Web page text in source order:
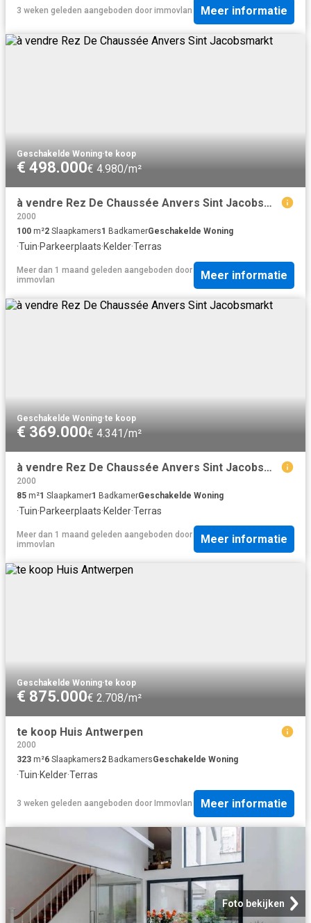
3 weken geleden aangeboden door immovlan Meer informatie
Geschakelde Woning·te koop
€ 498.000€ 4.980/m²
à vendre Rez De Chaussée Anvers Sint Jacobsmarkt
2000
100 m²2 Slaapkamers1 BadkamerGeschakelde Woning
·Tuin·Parkeerplaats·Kelder·Terras
Meer dan 1 maand geleden aangeboden door
immovlan
Meer informatie
Geschakelde Woning·te koop
€ 369.000€ 4.341/m²
à vendre Rez De Chaussée Anvers Sint Jacobsmarkt
2000
85 m²1 Slaapkamer1 BadkamerGeschakelde Woning
·Tuin·Parkeerplaats·Kelder·Terras
Meer dan 1 maand geleden aangeboden door
immovlan
Meer informatie
Geschakelde Woning·te koop
€ 875.000€ 2.708/m²
te koop Huis Antwerpen
2000
323 m²6 Slaapkamers2 BadkamersGeschakelde Woning
·Tuin·Kelder·Terras
3 weken geleden aangeboden door Immovlan Meer informatie
Foto bekijken